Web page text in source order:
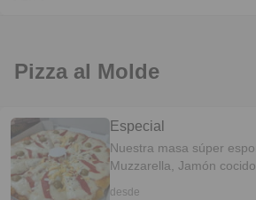
Pizza al Molde
Especial
Nuestra masa súper
Muzzarella, Jamón
desde